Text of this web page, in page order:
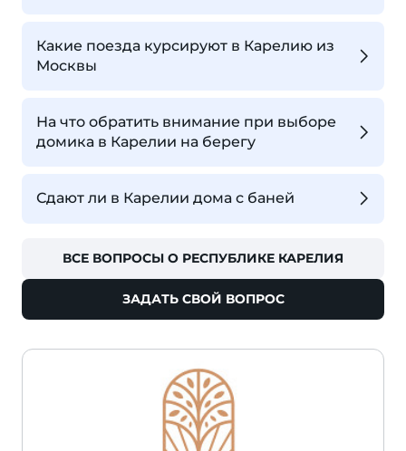
Какие поезда курсируют в Карелию из
Москвы
На что обратить внимание при выборе
домика в Карелии на берегу
Сдают ли в Карелии дома с баней
ВСЕ ВОПРОСЫ О РЕСПУБЛИКЕ КАРЕЛИЯ
ЗАДАТЬ СВОЙ ВОПРОС